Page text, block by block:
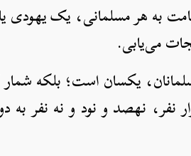
به هر مسلمانی، یک یهودی
می‌یابی.
یکسان است؛ بلکه شمار
نفر، نهصد و نود و نه نفر